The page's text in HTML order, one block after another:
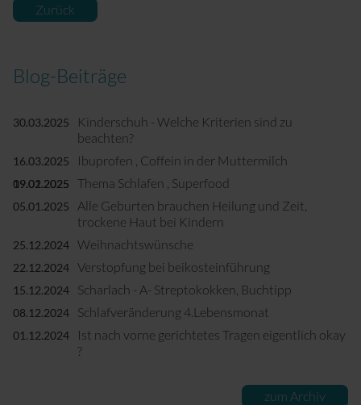
Zurück
Blog-Beiträge
30.03.2025
Kinderschuh - Welche Kriterien sind zu
beachten?
16.03.2025 Ibuprofen , Coffein in der Muttermilch
09.02.2025
19.01.2025 Thema Schlafen , Superfood
05.01.2025
Alle Geburten brauchen Heilung und Zeit,
trockene Haut bei Kindern
25.12.2024 Weihnachtswünsche
22.12.2024 Verstopfung bei beikosteinführung
15.12.2024 Scharlach - A- Streptokokken, Buchtipp
08.12.2024 Schlafveränderung 4.Lebensmonat
01.12.2024
Ist nach vorne gerichtetes Tragen eigentlich okay
?
zum Archiv